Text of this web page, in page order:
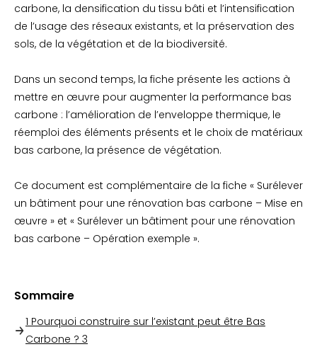
carbone, la densification du tissu bâti et l’intensification
de l’usage des réseaux existants, et la préservation des
sols, de la végétation et de la biodiversité.
Dans un second temps, la fiche présente les actions à
mettre en œuvre pour augmenter la performance bas
carbone : l’amélioration de l’enveloppe thermique, le
réemploi des éléments présents et le choix de matériaux
bas carbone, la présence de végétation.
Ce document est complémentaire de la fiche « Surélever
un bâtiment pour une rénovation bas carbone – Mise en
œuvre » et « Surélever un bâtiment pour une rénovation
bas carbone – Opération exemple ».
Sommaire
1 Pourquoi construire sur l’existant peut être Bas
Carbone ? 3